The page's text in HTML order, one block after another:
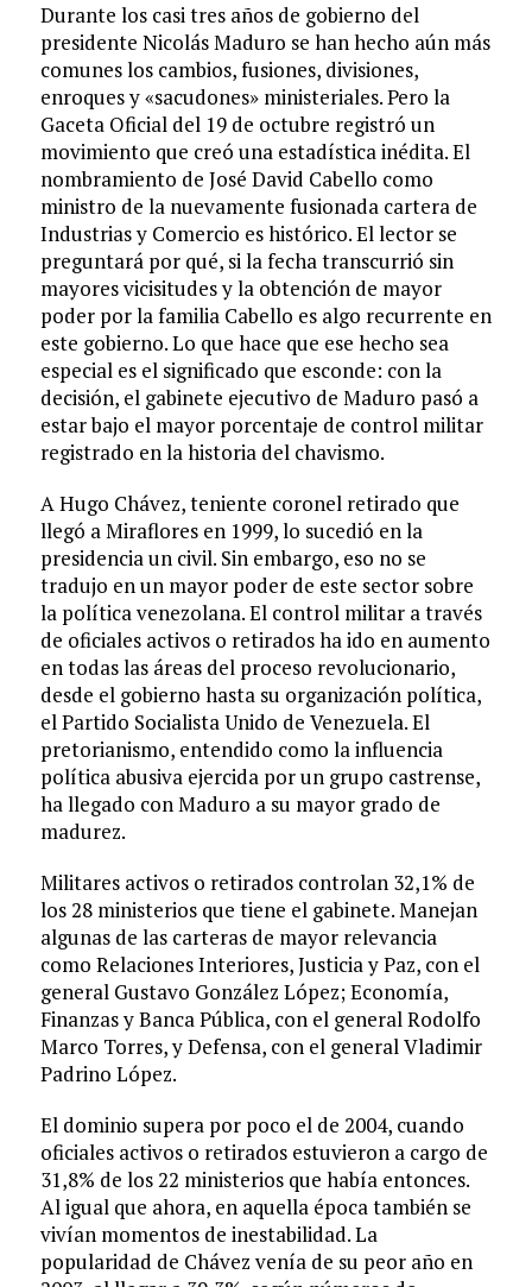
Durante los casi tres años de gobierno del
presidente Nicolás Maduro se han hecho aún más
comunes los cambios, fusiones, divisiones,
enroques y «sacudones» ministeriales. Pero la
Gaceta Oficial del 19 de octubre registró un
movimiento que creó una estadística inédita. El
nombramiento de José David Cabello como
ministro de la nuevamente fusionada cartera de
Industrias y Comercio es histórico. El lector se
preguntará por qué, si la fecha transcurrió sin
mayores vicisitudes y la obtención de mayor
poder por la familia Cabello es algo recurrente en
este gobierno. Lo que hace que ese hecho sea
especial es el significado que esconde: con la
decisión, el gabinete ejecutivo de Maduro pasó a
estar bajo el mayor porcentaje de control militar
registrado en la historia del chavismo.
A Hugo Chávez, teniente coronel retirado que
llegó a Miraflores en 1999, lo sucedió en la
presidencia un civil. Sin embargo, eso no se
tradujo en un mayor poder de este sector sobre
la política venezolana. El control militar a través
de oficiales activos o retirados ha ido en aumento
en todas las áreas del proceso revolucionario,
desde el gobierno hasta su organización política,
el Partido Socialista Unido de Venezuela. El
pretorianismo, entendido como la influencia
política abusiva ejercida por un grupo castrense,
ha llegado con Maduro a su mayor grado de
madurez.
Militares activos o retirados controlan 32,1% de
los 28 ministerios que tiene el gabinete. Manejan
algunas de las carteras de mayor relevancia
como Relaciones Interiores, Justicia y Paz, con el
general Gustavo González López; Economía,
Finanzas y Banca Pública, con el general Rodolfo
Marco Torres, y Defensa, con el general Vladimir
Padrino López.
El dominio supera por poco el de 2004, cuando
oficiales activos o retirados estuvieron a cargo de
31,8% de los 22 ministerios que había entonces.
Al igual que ahora, en aquella época también se
vivían momentos de inestabilidad. La
popularidad de Chávez venía de su peor año en